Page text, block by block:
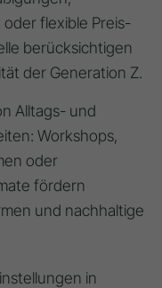
flexible Preis-
berücksichtigen
der Generation Z.
Alltags- und
Workshops,
oder
fördern
und nachhaltige
in